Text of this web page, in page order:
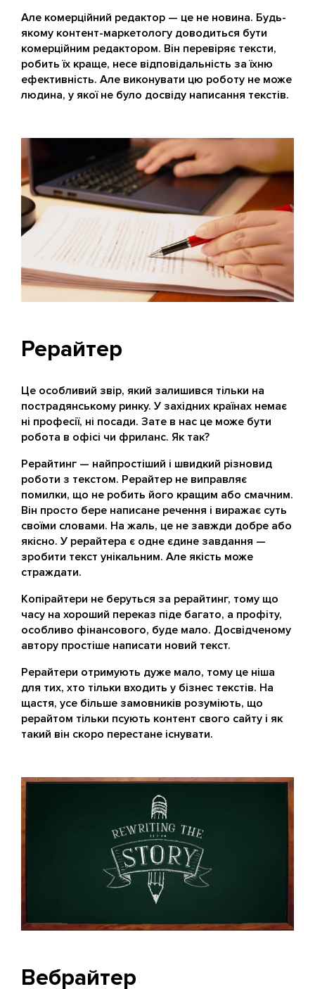
Але комерційний редактор — це не новина. Будь-
якому контент-маркетологу доводиться бути
комерційним редактором. Він перевіряє тексти,
робить їх краще, несе відповідальність за їхню
ефективність. Але виконувати цю роботу не може
людина, у якої не було досвіду написання текстів.
Рерайтер
Це особливий звір, який залишився тільки на
пострадянському ринку. У західних країнах немає
ні професії, ні посади. Зате в нас це може бути
робота в офісі чи фриланс. Як так?
Рерайтинг — найпростіший і швидкий різновид
роботи з текстом. Рерайтер не виправляє
помилки, що не робить його кращим або смачним.
Він просто бере написане речення і виражає суть
своїми словами. На жаль, це не завжди добре або
якісно. У рерайтера є одне єдине завдання —
зробити текст унікальним. Але якість може
страждати.
Копірайтери не беруться за рерайтинг, тому що
часу на хороший переказ піде багато, а профіту,
особливо фінансового, буде мало. Досвідченому
автору простіше написати новий текст.
Рерайтери отримують дуже мало, тому це ніша
для тих, хто тільки входить у бізнес текстів. На
щастя, усе більше замовників розуміють, що
рерайтом тільки псують контент свого сайту і як
такий він скоро перестане існувати.
Вебрайтер